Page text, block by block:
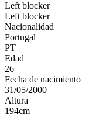
Left blocker
Left blocker
Nacionalidad
Portugal
PT
Edad
26
Fecha de nacimiento
31/05/2000
Altura
194cm